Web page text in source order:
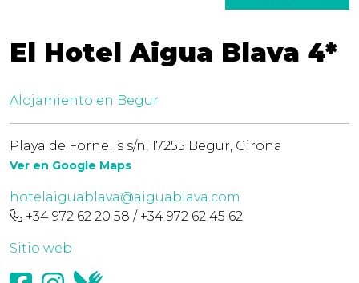
El Hotel Aigua Blava 4*
Alojamiento en Begur
Playa de Fornells s/n, 17255 Begur, Girona
Ver en Google Maps
hotelaiguablava@aiguablava.com
+34 972 62 20 58 / +34 972 62 45 62
Sitio web